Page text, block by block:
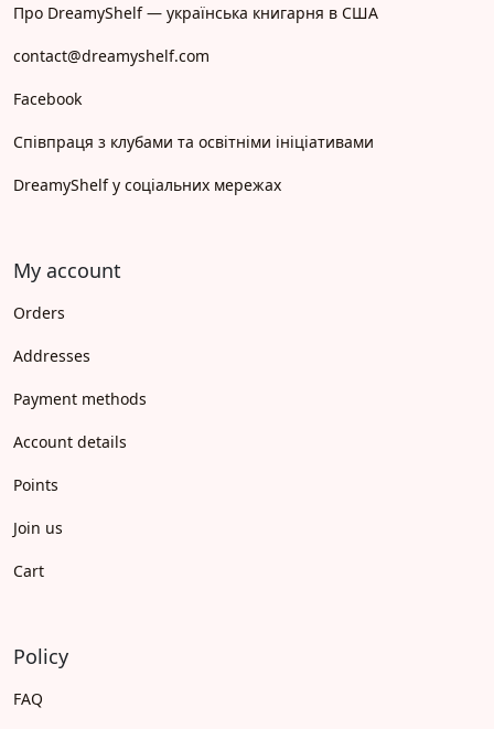
Про DreamyShelf — українська книгарня в США
contact@dreamyshelf.com
Facebook
Співпраця з клубами та освітніми ініціативами
DreamyShelf у соціальних мережах
My account
Orders
Addresses
Payment methods
Account details
Points
Join us
Cart
Policy
FAQ